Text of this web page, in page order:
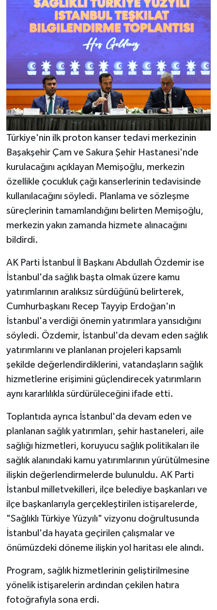
Türkiye'nin ilk proton kanser tedavi merkezinin
Başakşehir Çam ve Sakura Şehir Hastanesi'nde
kurulacağını açıklayan Memişoğlu, merkezin
özellikle çocukluk çağı kanserlerinin tedavisinde
kullanılacağını söyledi. Planlama ve sözleşme
süreçlerinin tamamlandığını belirten Memişoğlu,
merkezin yakın zamanda hizmete alınacağını
bildirdi.
AK Parti İstanbul İl Başkanı Abdullah Özdemir ise
İstanbul'da sağlık başta olmak üzere kamu
yatırımlarının aralıksız sürdüğünü belirterek,
Cumhurbaşkanı Recep Tayyip Erdoğan'ın
İstanbul'a verdiği önemin yatırımlara yansıdığını
söyledi. Özdemir, İstanbul'da devam eden sağlık
yatırımlarını ve planlanan projeleri kapsamlı
şekilde değerlendirdiklerini, vatandaşların sağlık
hizmetlerine erişimini güçlendirecek yatırımların
aynı kararlılıkla sürdürüleceğini ifade etti.
Toplantıda ayrıca İstanbul'da devam eden ve
planlanan sağlık yatırımları, şehir hastaneleri, aile
sağlığı hizmetleri, koruyucu sağlık politikaları ile
sağlık alanındaki kamu yatırımlarının yürütülmesine
ilişkin değerlendirmelerde bulunuldu. AK Parti
İstanbul milletvekilleri, ilçe belediye başkanları ve
ilçe başkanlarıyla gerçekleştirilen istişarelerde,
"Sağlıklı Türkiye Yüzyılı" vizyonu doğrultusunda
İstanbul'da hayata geçirilen çalışmalar ve
önümüzdeki döneme ilişkin yol haritası ele alındı.
Program, sağlık hizmetlerinin geliştirilmesine
yönelik istişarelerin ardından çekilen hatıra
fotoğrafıyla sona erdi.